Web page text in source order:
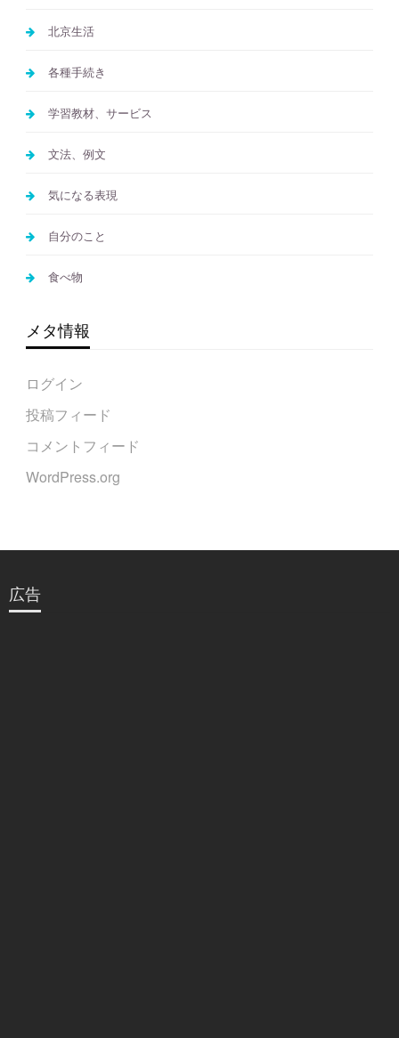
北京生活
各種手続き
学習教材、サービス
文法、例文
気になる表現
自分のこと
食べ物
メタ情報
ログイン
投稿フィード
コメントフィード
WordPress.org
広告